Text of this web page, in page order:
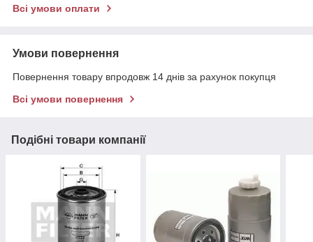
Всі умови оплати
Умови повернення
Повернення товару впродовж 14 днів за рахунок покупця
Всі умови повернення
Подібні товари компанії